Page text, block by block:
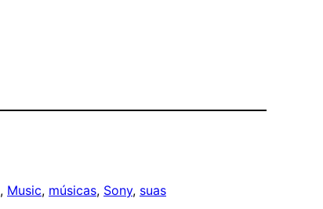
, Music, músicas, Sony, suas